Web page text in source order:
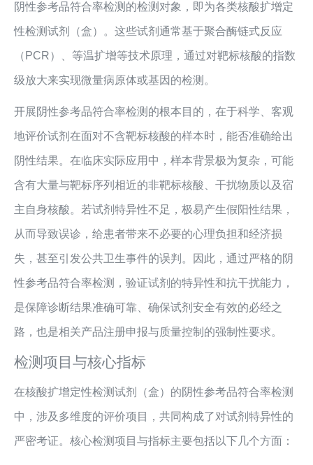
阴性参考品符合率检测的检测对象，即为各类核酸扩增定
性检测试剂（盒）。这些试剂通常基于聚合酶链式反应
（PCR）、等温扩增等技术原理，通过对靶标核酸的指数
级放大来实现微量病原体或基因的检测。
开展阴性参考品符合率检测的根本目的，在于科学、客观
地评价试剂在面对不含靶标核酸的样本时，能否准确给出
阴性结果。在临床实际应用中，样本背景极为复杂，可能
含有大量与靶标序列相近的非靶标核酸、干扰物质以及宿
主自身核酸。若试剂特异性不足，极易产生假阳性结果，
从而导致误诊，给患者带来不必要的心理负担和经济损
失，甚至引发公共卫生事件的误判。因此，通过严格的阴
性参考品符合率检测，验证试剂的特异性和抗干扰能力，
是保障诊断结果准确可靠、确保试剂安全有效的必经之
路，也是相关产品注册申报与质量控制的强制性要求。
检测项目与核心指标
在核酸扩增定性检测试剂（盒）的阴性参考品符合率检测
中，涉及多维度的评价项目，共同构成了对试剂特异性的
严密考证。核心检测项目与指标主要包括以下几个方面：